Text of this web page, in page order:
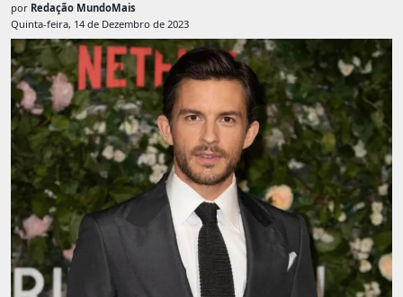
por Redação MundoMais
Quinta-feira, 14 de Dezembro de 2023